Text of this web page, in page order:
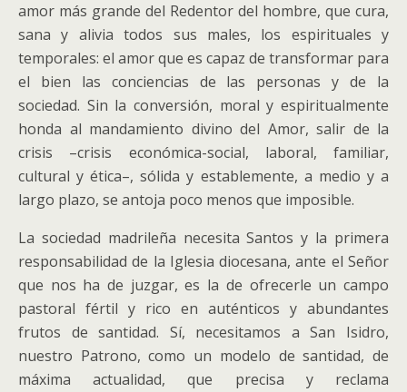
amor más grande del Redentor del hombre, que cura,
sana y alivia todos sus males, los espirituales y
temporales: el amor que es capaz de transformar para
el bien las conciencias de las personas y de la
sociedad. Sin la conversión, moral y espiritualmente
honda al mandamiento divino del Amor, salir de la
crisis –crisis económica-social, laboral, familiar,
cultural y ética–, sólida y establemente, a medio y a
largo plazo, se antoja poco menos que imposible.
La sociedad madrileña necesita Santos y la primera
responsabilidad de la Iglesia diocesana, ante el Señor
que nos ha de juzgar, es la de ofrecerle un campo
pastoral fértil y rico en auténticos y abundantes
frutos de santidad. Sí, necesitamos a San Isidro,
nuestro Patrono, como un modelo de santidad, de
máxima actualidad, que precisa y reclama